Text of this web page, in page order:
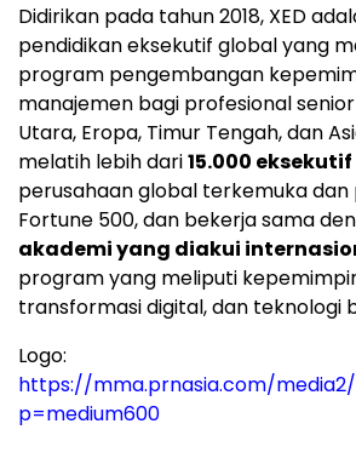
Didirikan pada tahun 2018, XED
pendidikan eksekutif global yang
program pengembangan
manajemen bagi profesional
Utara, Eropa, Timur Tengah, dan
melatih lebih dari15.000 eksekutif
perusahaan global terkemuka dan
Fortune 500, dan bekerja sama
akademi yang diakui
program yang meliputi
transformasi digital, dan teknologi
Logo:
https://mma.prnasia.com/
p=medium600